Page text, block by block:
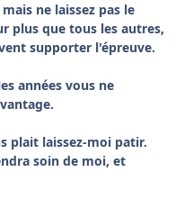
ne laissez pas le
plus que tous les autres,
supporter l'épreuve.
années vous ne
plait laissez-moi patir.
soin de moi, et